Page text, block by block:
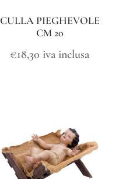
CULLA PIEGHEVOLE
CM 20
€18,30 iva inclusa